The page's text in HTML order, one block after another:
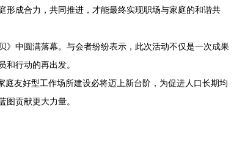
形成合力，共同推进，才能最终实现职场与家庭的和谐共
中圆满落幕。与会者纷纷表示，此次活动不仅是一次成果
和行动的再出发。
友好型工作场所建设必将迈上新台阶，为促进人口长期均
图贡献更大力量。